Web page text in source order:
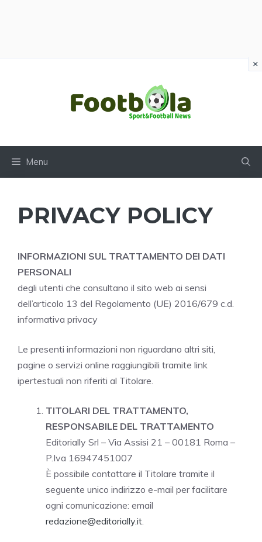
Menu
PRIVACY POLICY
INFORMAZIONI SUL TRATTAMENTO DEI DATI
PERSONALI
degli utenti che consultano il sito web ai sensi
dell’articolo 13 del Regolamento (UE) 2016/679 c.d.
informativa privacy
Le presenti informazioni non riguardano altri siti,
pagine o servizi online raggiungibili tramite link
ipertestuali non riferiti al Titolare.
TITOLARI DEL TRATTAMENTO,
RESPONSABILE DEL TRATTAMENTO
Editorially Srl – Via Assisi 21 – 00181 Roma –
P.Iva 16947451007
È possibile contattare il Titolare tramite il
seguente unico indirizzo e-mail per facilitare
ogni comunicazione: email
redazione@editorially.it.
×